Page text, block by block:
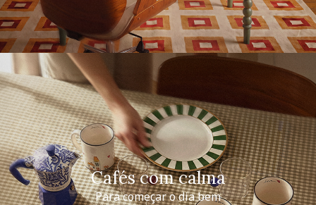
Cafés com calma
Para começar o dia bem